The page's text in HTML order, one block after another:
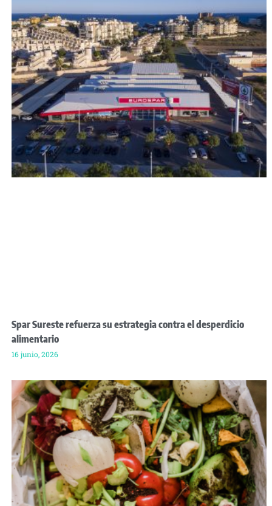
Spar Sureste refuerza su estrategia contra el desperdicio
alimentario
16 junio, 2026